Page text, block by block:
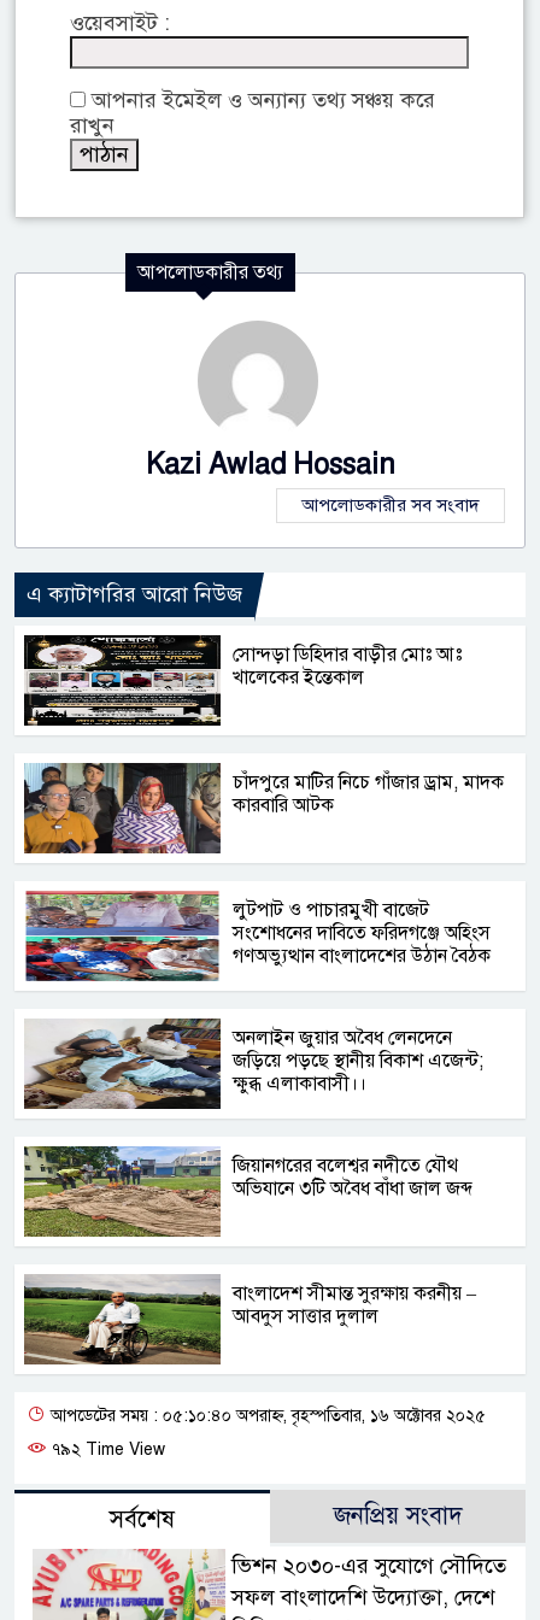
ওয়েবসাইট :
আপনার ইমেইল ও অন্যান্য তথ্য সঞ্চয় করে
রাখুন
আপলোডকারীর তথ্য
Kazi Awlad Hossain
আপলোডকারীর সব সংবাদ
এ ক্যাটাগরির আরো নিউজ
সোন্দড়া ডিহিদার বাড়ীর মোঃ আঃ
খালেকের ইন্তেকাল
চাঁদপুরে মাটির নিচে গাঁজার ড্রাম, মাদক
কারবারি আটক
লুটপাট ও পাচারমুখী বাজেট
সংশোধনের দাবিতে ফরিদগঞ্জে অহিংস
গণঅভ্যুত্থান বাংলাদেশের উঠান বৈঠক
অনলাইন জুয়ার অবৈধ লেনদেনে
জড়িয়ে পড়ছে স্থানীয় বিকাশ এজেন্ট;
ক্ষুব্ধ এলাকাবাসী।।
জিয়ানগরের বলেশ্বর নদীতে যৌথ
অভিযানে ৩টি অবৈধ বাঁধা জাল জব্দ
বাংলাদেশ সীমান্ত সুরক্ষায় করনীয় –
আবদুস সাত্তার দুলাল
আপডেটের সময় : ০৫:১০:৪০ অপরাহ্ন, বৃহস্পতিবার, ১৬ অক্টোবর ২০২৫
৭৯২ Time View
সর্বশেষ জনপ্রিয় সংবাদ
ভিশন ২০৩০-এর সুযোগে সৌদিতে
সফল বাংলাদেশি উদ্যোক্তা, দেশে